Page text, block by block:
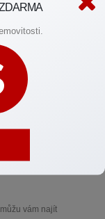
pravým řešením
a energie výběru a
domov si to
ohledně
vám najít